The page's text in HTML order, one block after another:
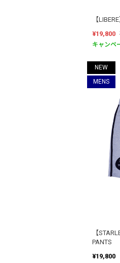
【
¥19,800
キャンペ
NEW
MENS
【
PANTS
¥19,800